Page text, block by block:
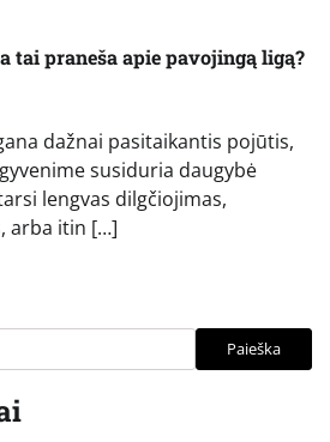
tai praneša apie pavojingą ligą?
dažnai pasitaikantis pojūtis,
susiduria daugybė
lengvas dilgčiojimas,
arba itin […]
Paieška